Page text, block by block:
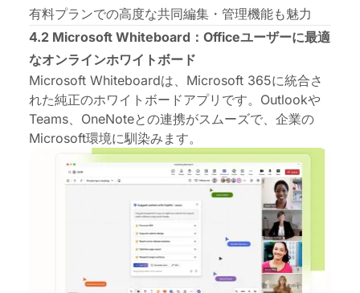
有料プランでの高度な共同編集・管理機能も魅力
4.2 Microsoft Whiteboard：Officeユーザーに最適
なオンラインホワイトボード
Microsoft Whiteboardは、Microsoft 365に統合さ
れた純正のホワイトボードアプリ です。Outlookや
Teams、OneNoteとの連携がスムーズで、企業の
Microsoft環境に馴染みます。